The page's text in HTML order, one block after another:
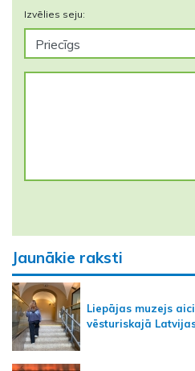
Izvēlies seju:
Jaunākie raksti
Liepājas muzejs
vēsturiskajā